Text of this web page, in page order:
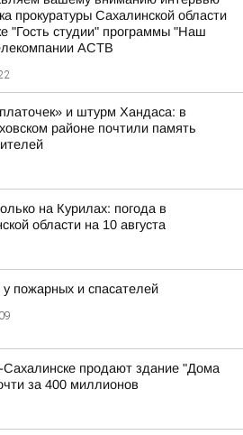
прокуратуры Сахалинской области
"Гость студии" программы "Наш
АСТВ
и штурм Хандаса: в
районе почтили память
на Курилах: погода в
области на 10 августа
у пожарных и спасателей
продают здание "Дома
за 400 миллионов